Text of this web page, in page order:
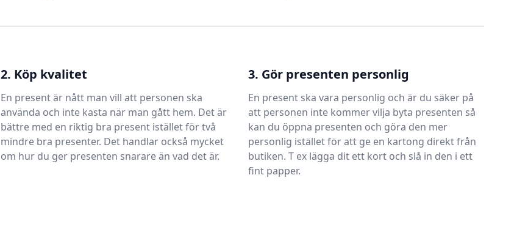
2. Köp kvalitet
En present är nått man vill att personen ska
använda och inte kasta när man gått hem. Det är
bättre med en riktig bra present istället för två
mindre bra presenter. Det handlar också mycket
om hur du ger presenten snarare än vad det är.
3. Gör presenten personlig
En present ska vara personlig och är du säker på
att personen inte kommer vilja byta presenten så
kan du öppna presenten och göra den mer
personlig istället för att ge en kartong direkt från
butiken. T ex lägga dit ett kort och slå in den i ett
fint papper.